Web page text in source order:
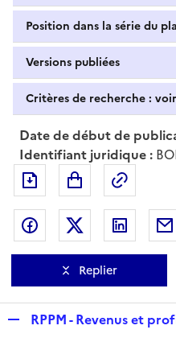
Position dans la série du
Versions publiées
Critères de recherche :
Date de début de
Identifiant juridique :
Exporter le
Partager sur Facebook
Partager sur
Replier
RPPM - Revenus et